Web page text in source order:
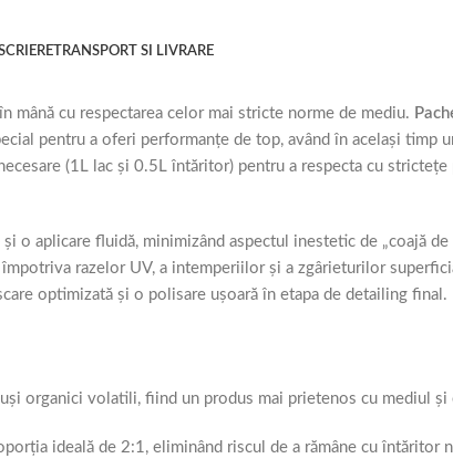
TRANSPORT SI LIVRARE
mână cu respectarea celor mai stricte norme de mediu.
pentru a oferi performanțe de top, având în același timp
(1L lac și 0.5L întăritor) pentru a respecta cu
aplicare fluidă, minimizând aspectul inestetic de „coajă
razelor UV, a intemperiilor și a zgârieturilor
optimizată și o polisare ușoară în etapa de detailing final.
organici volatili, fiind un produs mai prietenos cu mediul și
ideală de 2:1, eliminând riscul de a rămâne cu întăritor